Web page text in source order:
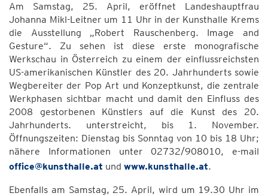
Am Samstag, 25. April, eröffnet Landeshauptfrau
Johanna Mikl-Leitner um 11 Uhr in der Kunsthalle Krems
die Ausstellung „Robert Rauschenberg. Image and
Gesture“. Zu sehen ist diese erste monografische
Werkschau in Österreich zu einem der einflussreichsten
US-amerikanischen Künstler des 20. Jahrhunderts sowie
Wegbereiter der Pop Art und Konzeptkunst, die zentrale
Werkphasen sichtbar macht und damit den Einfluss des
2008 gestorbenen Künstlers auf die Kunst des 20.
Jahrhunderts. unterstreicht, bis 1. November.
Öffnungszeiten: Dienstag bis Sonntag von 10 bis 18 Uhr;
nähere Informationen unter 02732/908010, e-mail
office@kunsthalle.at und www.kunsthalle.at.
Ebenfalls am Samstag, 25. April, wird um 19.30 Uhr im